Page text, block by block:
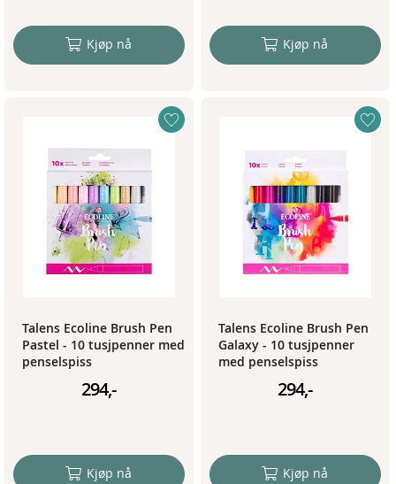
Kjøp nå Kjøp nå
Talens Ecoline Brush Pen
Pastel - 10 tusjpenner med
penselspiss
294,-
Kjøp nå
Talens Ecoline Brush Pen
Galaxy - 10 tusjpenner
med penselspiss
294,-
Kjøp nå